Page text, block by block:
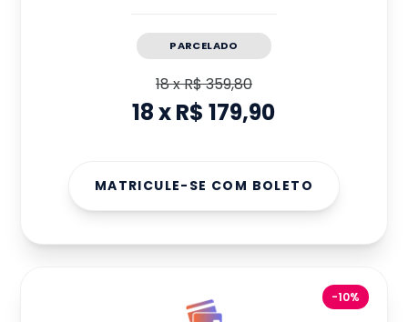
PARCELADO
18xR$ 359,80
18xR$ 179,90
MATRICULE-SE COM BOLETO
-10%